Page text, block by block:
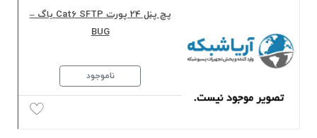
پچ پنل 24 پورت Cat6 SFTP باگ –
BUG
ناموجود